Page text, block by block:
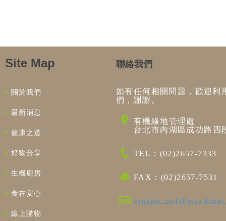
Site Map
關於我們
最新消息
健康之道
好物分享
生機廚房
食在安心
線上購物
聯絡我們
如有任何相關問題，歡迎利
們，謝謝。
有機緣地管理處
台北市內湖區成功路四
TEL：(02)2657-7333
FAX：(02)2657-7531